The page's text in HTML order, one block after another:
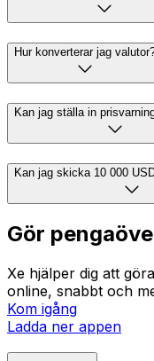
Hur konverterar jag
Kan jag ställa in
Kan jag skicka 10 000
Gör
Xe hjälper dig att
online, snabbt och
Kom igång
Ladda ner appen